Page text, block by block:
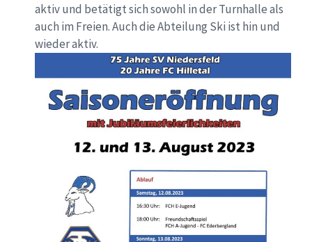
aktiv und betätigt sich sowohl in der Turnhalle als
auch im Freien. Auch die Abteilung Ski ist hin und
wieder aktiv.